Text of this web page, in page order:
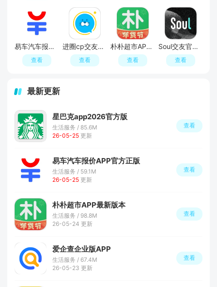
易车汽车报价APP官方正版
查看
进圈cp交友软件手机版
查看
朴朴超市APP最新版本
查看
Soul交友官方APP最新版
查看
最新更新
星巴克app2026官方版
生活服务 / 85.6M
26-05-25 更新
查看
易车汽车报价APP官方正版
生活服务 / 59.1M
26-05-25 更新
查看
朴朴超市APP最新版本
生活服务 / 98.8M
26-05-24 更新
查看
爱企查企业版APP
生活服务 / 67.4M
26-05-23 更新
查看